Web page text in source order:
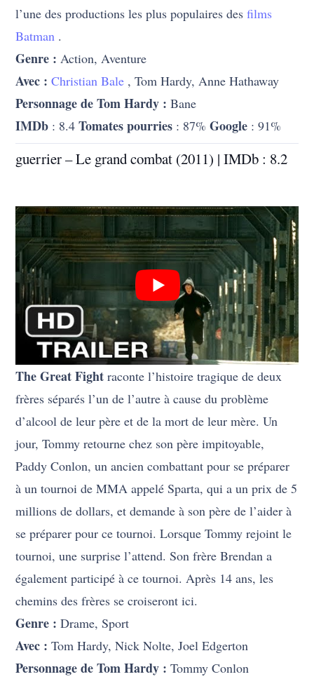
l’une des productions les plus populaires desfilms
Batman .
Genre : Action, Aventure
Avec : Christian Bale , Tom Hardy, Anne Hathaway
Personnage de Tom Hardy : Bane
IMDb : 8.4Tomates pourries : 87%Google : 91%
guerrier – Le grand combat (2011) | IMDb : 8.2
The Great Fight raconte l’histoire tragique de deux
frères séparés l’un de l’autre à cause du problème
d’alcool de leur père et de la mort de leur mère. Un
jour, Tommy retourne chez son père impitoyable,
Paddy Conlon, un ancien combattant pour se préparer
à un tournoi de MMA appelé Sparta, qui a un prix de 5
millions de dollars, et demande à son père de l’aider à
se préparer pour ce tournoi. Lorsque Tommy rejoint le
tournoi, une surprise l’attend. Son frère Brendan a
également participé à ce tournoi. Après 14 ans, les
chemins des frères se croiseront ici.
Genre : Drame, Sport
Avec : Tom Hardy, Nick Nolte, Joel Edgerton
Personnage de Tom Hardy : Tommy Conlon